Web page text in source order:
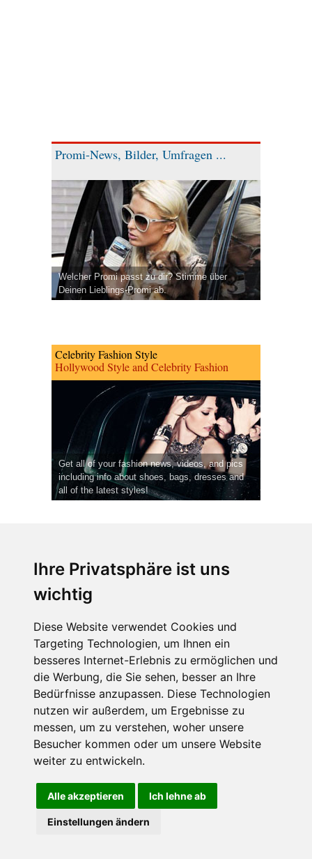
Ihre Privatsphäre ist uns
wichtig
Diese Website verwendet Cookies und
Targeting Technologien, um Ihnen ein
besseres Internet-Erlebnis zu ermöglichen und
die Werbung, die Sie sehen, besser an Ihre
Bedürfnisse anzupassen. Diese Technologien
nutzen wir außerdem, um Ergebnisse zu
messen, um zu verstehen, woher unsere
Besucher kommen oder um unsere Website
weiter zu entwickeln.
Alle akzeptieren Ich lehne ab
Einstellungen ändern
Promi-News, Bilder, Umfragen ...
Welcher Promi passt zu dir? Stimme über
Deinen Lieblings-Promi ab.
Celebrity Fashion Style
Hollywood Style and Celebrity Fashion
Get all of your fashion news, videos, and pics
including info about shoes, bags, dresses and
all of the latest styles!
CPost.org© 2013-2023 The Celebrity Post.
Terms of Use Privacy | Cookies Policy( Einstellungen ändern
About Us
Advertising
Contact Us
YouTube